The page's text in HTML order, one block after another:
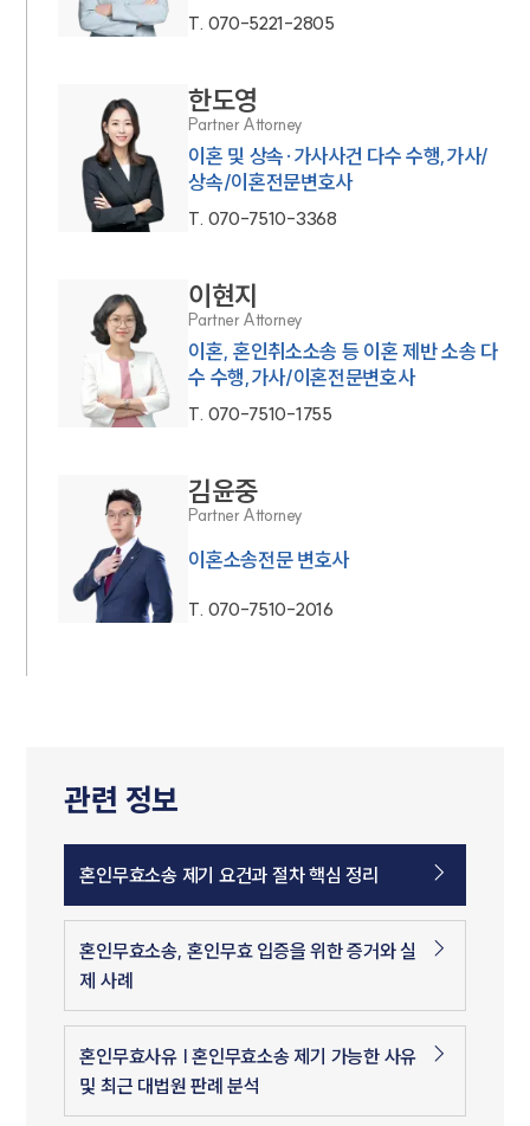
T. 070-5221-2805
한도영
Partner Attorney
이혼 및 상속·가사사건 다수 수행,가사/
상속/이혼전문변호사
T. 070-7510-3368
이현지
Partner Attorney
이혼, 혼인취소소송 등 이혼 제반 소송 다
수 수행,가사/이혼전문변호사
T. 070-7510-1755
김윤중
Partner Attorney
이혼소송전문 변호사
T. 070-7510-2016
관련 정보
혼인무효소송 제기 요건과 절차 핵심 정리
혼인무효소송, 혼인무효 입증을 위한 증거와 실
제 사례
혼인무효사유 | 혼인무효소송 제기 가능한 사유
및 최근 대법원 판례 분석